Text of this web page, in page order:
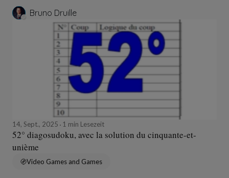
Bruno Druille
14, Sept., 2025 1 min Lesezeit
52° diagosudoku, avec la solution du cinquante-et-
unième
Video Games and Games